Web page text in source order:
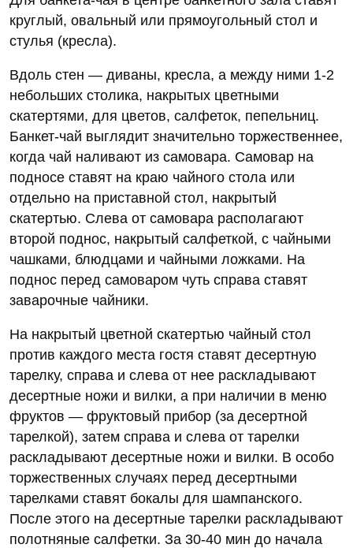
круглый, овальный или прямоугольный стол и
стулья (кресла).
Вдоль стен — диваны, кресла, а между ними 1-2
небольших столика, накрытых цветными
скатертями, для цветов, салфеток, пепельниц.
Банкет-чай выглядит значительно торжественнее,
когда чай наливают из самовара. Самовар на
подносе ставят на краю чайного стола или
отдельно на приставной стол, накрытый
скатертью. Слева от самовара располагают
второй поднос, накрытый салфеткой, с чайными
чашками, блюдцами и чайными ложками. На
поднос перед самоваром чуть справа ставят
заварочные чайники.
На накрытый цветной скатертью чайный стол
против каждого места гостя ставят десертную
тарелку, справа и слева от нее раскладывают
десертные ножи и вилки, а при наличии в меню
фруктов — фруктовый прибор (за десертной
тарелкой), затем справа и слева от тарелки
раскладывают десертные ножи и вилки. В особо
торжественных случаях перед десертными
тарелками ставят бокалы для шампанского.
После этого на десертные тарелки раскладывают
полотняные салфетки. За 30-40 мин до начала